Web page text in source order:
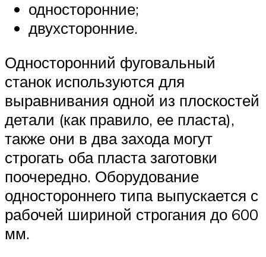
односторонние;
двухсторонние.
Односторонний фуговальный
станок используются для
выравнивания одной из плоскостей
детали (как правило, ее пласта),
также они в два захода могут
строгать оба пласта заготовки
поочередно. Оборудование
одностороннего типа выпускается с
рабочей шириной строгания до 600
мм.